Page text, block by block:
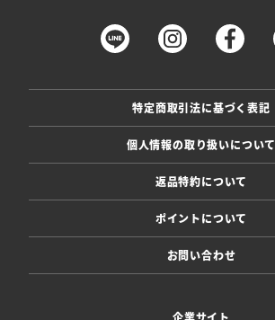
特定商取引法に基づく表記
個人情報の取り扱いについて
返品特約について
ポイントについて
お問い合わせ
企業サイト